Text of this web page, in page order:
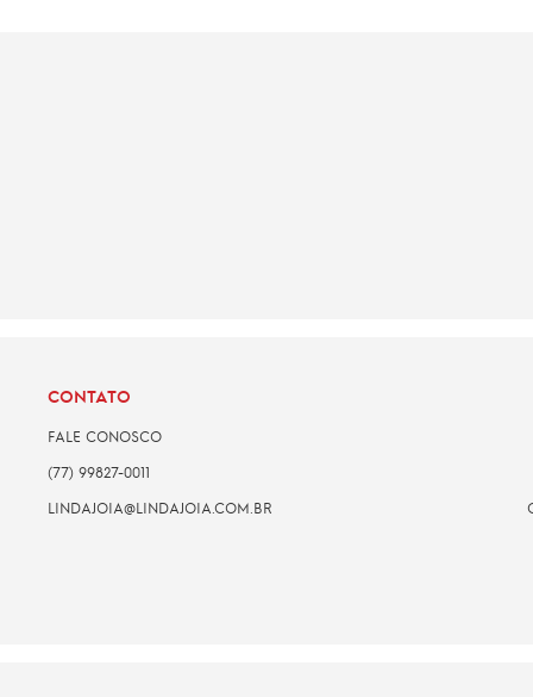
CONTATO
FALE CONOSCO
(77) 99827-0011
LINDAJOIA@LINDAJOIA.COM.BR